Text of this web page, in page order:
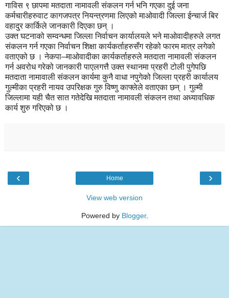
गाविस ९ छापमा मतदाता नामावली संकलन गर्न भनि गएका दुई जना
कर्मचारीहरुवाट कागजपत्र नियन्त्रणमा लिएको माओवादी जिल्ला ईन्चार्ज बिर
वहादुर कार्किले जानकारी दिएका छन् ।
उक्त घटनाको सम्वन्धमा जिल्ला निर्वाचन कार्यालयले भने माओवादीहरुले लगत
संकलन गर्न गएका निर्वाचन शिक्षा कार्यकर्ताहरुसँग रहेको फारम मात्र लगेको
वताएको छ । नेकपा–माओवादीका कार्यकर्ताहरुले मतदाता नामावली संकलन
गर्न अवरोध गरेको जानकारी पाएलगत्तै उक्त स्थानमा प्रहरी टोली पुगेपछि
मतदाता नामावाली संकलन कार्यमा कुनै वाधा नपुगेको जिल्ला प्रहरी कार्यालय
गुल्मीका प्रहरी नायव उपरिक्षक गुरु विष्णु काफ्लेले वताएका छन् । गुल्मी
जिल्लामा यही चैत सात गतेदेखि मतदाता नामावली संकलन तथा अध्यावधिक
कार्य शुरु गरिएको छ ।
‹ ›
Home
View web version
Powered by Blogger.